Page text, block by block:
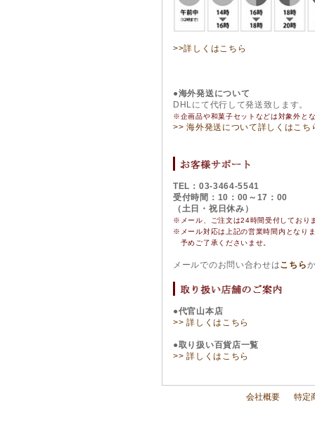
>>詳しくはこちら
●海外発送について
DHLにて代行して発送致します。
※企画品や和菓子セットなどは対象外と
>> 海外発送について詳しくはこち
TEL：03-3464-5541
受付時間：10：00～17：00
（土日・祝日休み）
※メール、ご注文は24時間受付しており
※ メール対応は上記の営業時間内となり
予めご了承くださいませ。
メールでのお問い合わせはこちら
●代官山本店
>> 詳しくはこちら
●取り扱い百貨店一覧
>> 詳しくはこちら
会社概要 特定